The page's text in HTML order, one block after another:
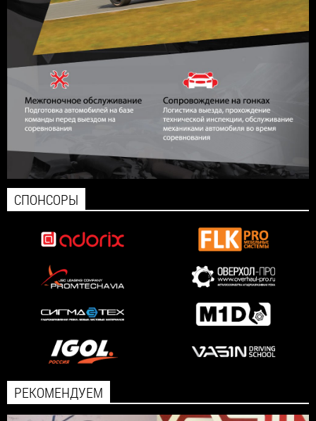
СПОНСОРЫ
РЕКОМЕНДУЕМ